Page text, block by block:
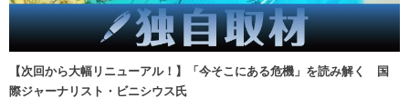
【次回から大幅リニューアル！】「今そこにある危機」を読み解く 国
際ジャーナリスト・ビニシウス氏